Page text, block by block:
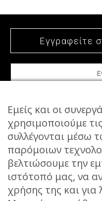
ΕΠΙΚΟΙΝΩΝΙΑ
STORIES
ΕΠΙΣΤΡΟΦΕΣ
ΤΡΟΠΟΙ ΑΠΟΣΤΟΛΗΣ
ΤΡΟΠΟΙ ΠΛΗΡΩΜΗΣ
Εμείς και οι
χρησιμοποιούμε
συλλέγονται μέσω
παρόμοιων
βελτιώσουμε την
ιστότοπό μας, να
χρήσης της και για